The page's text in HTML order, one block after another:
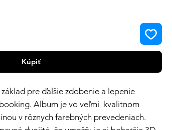
Kúpiť
pre ďalšie zdobenie a lepenie
Album je vo veľmi kvalitnom
v rôznych farebných prevedeniach.